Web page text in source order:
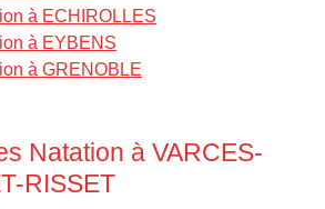
à ECHIROLLES
à EYBENS
à GRENOBLE
Natation à VARCES-
RISSET